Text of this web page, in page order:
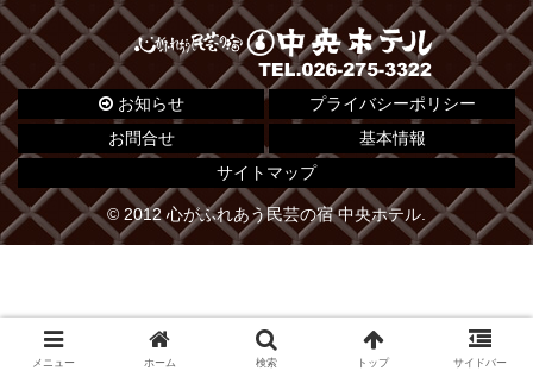
お知らせ
プライバシーポリシー
お問合せ
基本情報
サイトマップ
© 2012 心がふれあう民芸の宿 中央ホテル.
メニュー ホーム 検索 トップ サイドバー